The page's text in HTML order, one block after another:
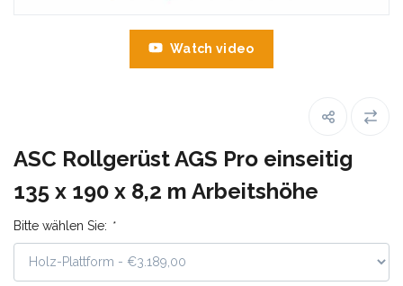
Watch video
ASC Rollgerüst AGS Pro einseitig
135 x 190 x 8,2 m Arbeitshöhe
Bitte wählen Sie: *